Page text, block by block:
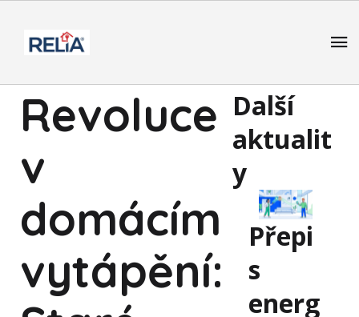
Revoluce
v
domácím
vytápění:
Další
aktualit
y
Přepi
s
energ